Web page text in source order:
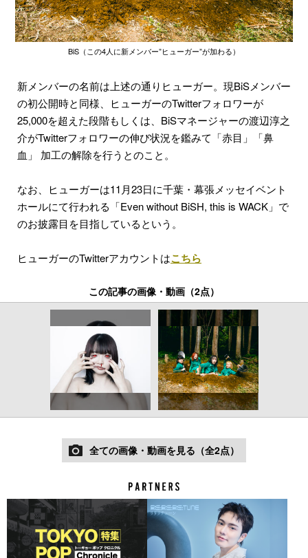
BiS（この4人に新メンバー”ヒューガー”が加わる）
新メンバーの名前は上述の通りヒューガー。現BiSメンバー
の初公開時と同様、ヒューガーのTwitterフォロワーが
25,000を超えた段階もしくは、BiSマネージャーの渡辺淳之
介がTwitterフォロワーの伸び状況を鑑みて「赤目」「鼻
血」 加工の解除を行うとのこと。
なお、ヒューガーは11月23日に千葉・幕張メッセイベント
ホールにて行われる「Even without BiSH, this is WACK」で
のお披露目を目指しているという。
ヒューガーのTwitterアカウントはこちら
この記事の画像・動画（2点）
全ての画像・動画を見る（全2点）